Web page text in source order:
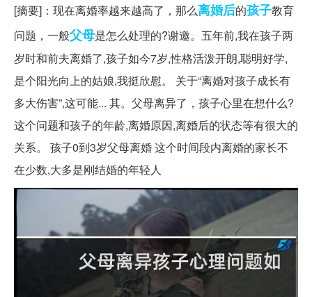
[摘要]：现在离婚率越来越高了，那么离婚后的孩子教育
问题，一般父母是怎么处理的?谢邀。五年前,我在孩子两
岁时和前夫离婚了,孩子如今7岁,性格活泼开朗,聪明好学,
是个阳光向上的姑娘,我挺欣慰。 关于“离婚对孩子成长有
多大伤害”,这可能... 其。父母离异了，孩子心里在想什么?
这个问题和孩子的年龄,离婚原因,离婚后的状态等有很大的
关系。 孩子0到3岁父母离婚 这个时间段内离婚的家长不
在少数,大多是刚结婚的年轻人